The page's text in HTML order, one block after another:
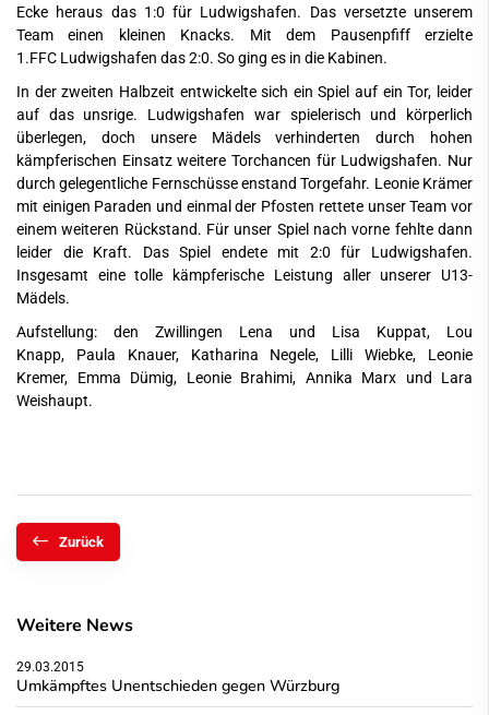
Ecke heraus das 1:0 für Ludwigshafen. Das versetzte unserem
Team einen kleinen Knacks. Mit dem Pausenpfiff erzielte
1.FFC Ludwigshafen das 2:0. So ging es in die Kabinen.
In der zweiten Halbzeit entwickelte sich ein Spiel auf ein Tor, leider
auf das unsrige. Ludwigshafen war spielerisch und körperlich
überlegen, doch unsere Mädels verhinderten durch hohen
kämpferischen Einsatz weitere Torchancen für Ludwigshafen. Nur
durch gelegentliche Fernschüsse enstand Torgefahr. Leonie Krämer
mit einigen Paraden und einmal der Pfosten rettete unser Team vor
einem weiteren Rückstand. Für unser Spiel nach vorne fehlte dann
leider die Kraft. Das Spiel endete mit 2:0 für Ludwigshafen.
Insgesamt eine tolle kämpferische Leistung aller unserer U13-
Mädels.
Aufstellung: den Zwillingen Lena und Lisa Kuppat, Lou
Knapp, Paula Knauer, Katharina Negele, Lilli Wiebke, Leonie
Kremer, Emma Dümig, Leonie Brahimi, Annika Marx und Lara
Weishaupt.
Zurück
Weitere News
29.03.2015
Umkämpftes Unentschieden gegen Würzburg